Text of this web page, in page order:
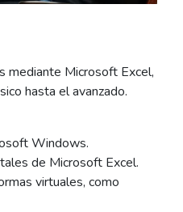
mediante Microsoft Excel,
hasta el avanzado.
Windows.
de Microsoft Excel.
virtuales, como